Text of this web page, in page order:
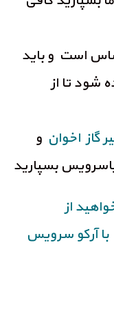
است و باید
تا از
گاز اخوان و
بسپارید
از
آرکو سرویس